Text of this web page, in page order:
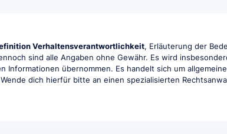
Verhaltensverantwortlichkeit, Erläuterung der
sind alle Angaben ohne Gewähr. Es wird
Informationen übernommen. Es handelt sich um
dich hierfür bitte an einen spezialisierten